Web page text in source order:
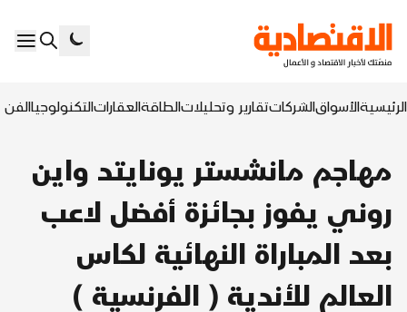
الرئيسيةالأسواقالشركاتتقارير وتحليلاتالطاقةالعقاراتالتكنولوجياالفن
مهاجم مانشستر يونايتد واين
روني يفوز بجائزة أفضل لاعب
بعد المباراة النهائية لكاس
العالم للأندية ( الفرنسية )